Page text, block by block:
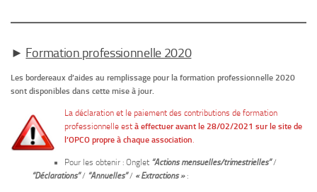
► Formation professionnelle 2020
Les bordereaux d’aides au remplissage pour la formation professionnelle 2020
sont disponibles dans cette mise à jour.
La déclaration et le paiement des contributions de formation
professionnelle està effectuer avant le 28/02/2021 sur le site de
l’OPCO propre à chaque association.
Pour les obtenir : Onglet “Actions mensuelles/trimestrielles”/
“Déclarations”/ “Annuelles”/ « Extractions »: